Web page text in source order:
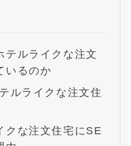
テルライクな注文
いるのか
ルライクな注文住
クな注文住宅にSE